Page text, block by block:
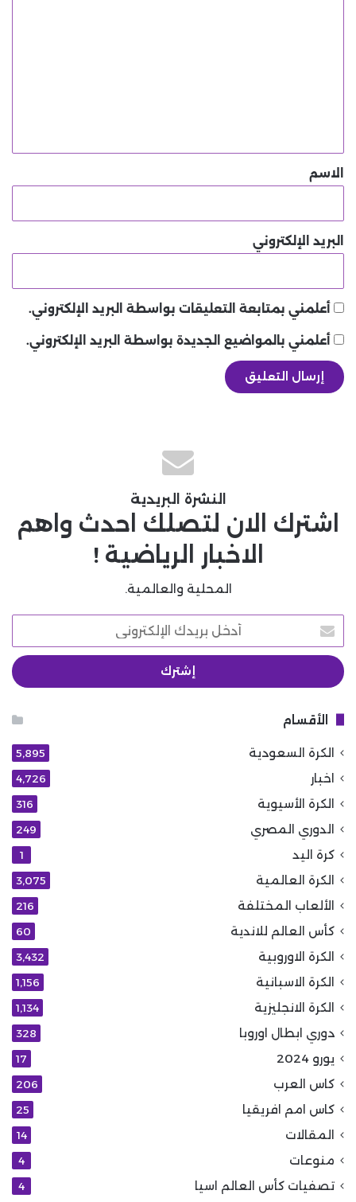
*الاسم
البريد الإلكتروني
أعلمني بمتابعة التعليقات بواسطة البريد الإلكتروني.
أعلمني بالمواضيع الجديدة بواسطة البريد الإلكتروني.
النشرة البريدية
اشترك الان لتصلك احدث واهم
الاخبار الرياضية !
المحلية والعالمية.
أدخل
بريدك
الإلكتروني
الأقسام
الكرة السعودية 5٬895
اخبار 4٬726
الكرة الأسيوية 316
الدوري المصري 249
كرة اليد 1
الكرة العالمية 3٬075
الألعاب المختلفة 216
كأس العالم للاندية 60
الكرة الاوروبية 3٬432
الكرة الاسبانية 1٬156
الكرة الانجليزية 1٬134
دوري ابطال اوروبا 328
يورو 2024 17
كاس العرب 206
كاس امم افريقيا 25
المقالات 14
منوعات 4
تصفيات كأس العالم اسيا 4